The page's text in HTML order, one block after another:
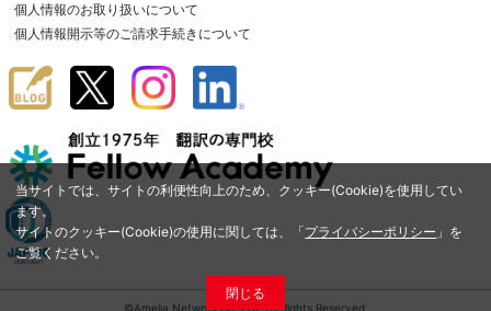
当サイトでは、サイトの利便性向上のため、クッキー(Cookie)を使用してい
ます。
サイトのクッキー(Cookie)の使用に関しては、「プライバシーポリシー 」を
ご覧ください。
閉じる
個人情報のお取り扱いについて
個人情報開示等のご請求手続きについて
©Amelia Network Co.,Ltd. All Rights Reserved.